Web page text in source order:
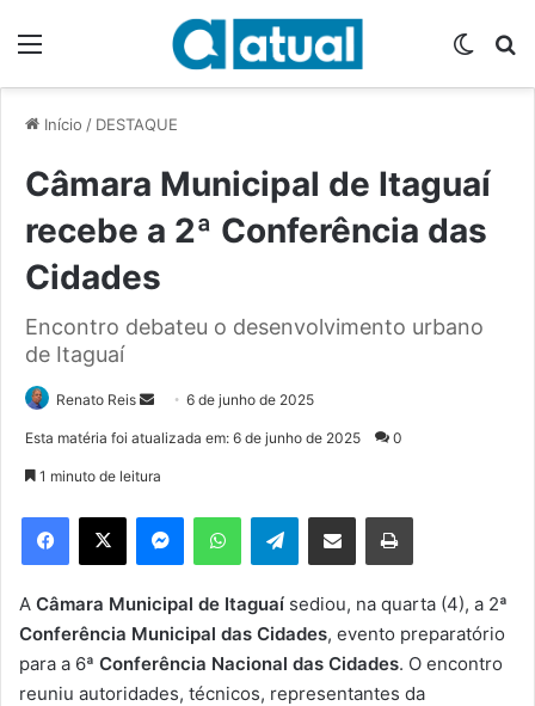
Início / DESTAQUE
Câmara Municipal de Itaguaí
recebe a 2ª Conferência das
Cidades
Encontro debateu o desenvolvimento urbano
de Itaguaí
Renato Reis
d
e
u
m
e
-
m
a
6 de junho de 2025
Esta matéria foi atualizada em: 6 de junho de 2025 0
1 minuto de leitura
Telegram
A Câmara Municipal de Itaguaí sediou, na quarta (4), a 2ª
Conferência Municipal das Cidades, evento preparatório
para a 6ª Conferência Nacional das Cidades. O encontro
reuniu autoridades, técnicos, representantes da